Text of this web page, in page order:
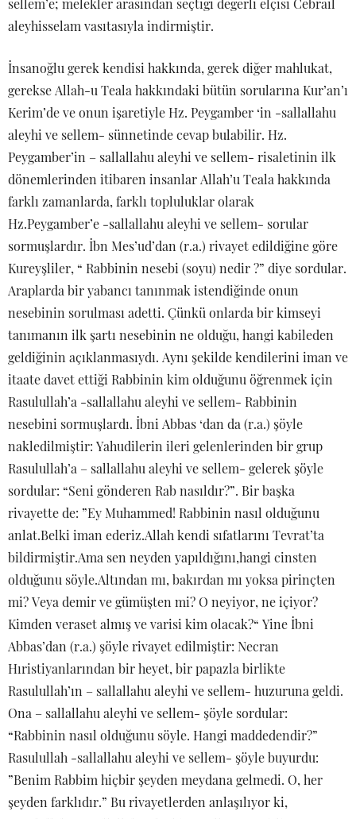
sellem’e; melekler arasından seçtiği değerli elçisi Cebrail
aleyhisselam vasıtasıyla indirmiştir.
İnsanoğlu gerek kendisi hakkında, gerek diğer mahlukat,
gerekse Allah-u Teala hakkındaki bütün sorularına Kur’an’ı
Kerim’de ve onun işaretiyle Hz. Peygamber ‘in -sallallahu
aleyhi ve sellem- sünnetinde cevap bulabilir. Hz.
Peygamber’in – sallallahu aleyhi ve sellem- risaletinin ilk
dönemlerinden itibaren insanlar Allah’u Teala hakkında
farklı zamanlarda, farklı topluluklar olarak
Hz.Peygamber’e -sallallahu aleyhi ve sellem- sorular
sormuşlardır. İbn Mes’ud’dan (r.a.) rivayet edildiğine göre
Kureyşliler, “ Rabbinin nesebi (soyu) nedir ?” diye sordular.
Araplarda bir yabancı tanınmak istendiğinde onun
nesebinin sorulması adetti. Çünkü onlarda bir kimseyi
tanımanın ilk şartı nesebinin ne olduğu, hangi kabileden
geldiğinin açıklanmasıydı. Aynı şekilde kendilerini iman ve
itaate davet ettiği Rabbinin kim olduğunu öğrenmek için
Rasulullah’a -sallallahu aleyhi ve sellem- Rabbinin
nesebini sormuşlardı. İbni Abbas ‘dan da (r.a.) şöyle
nakledilmiştir: Yahudilerin ileri gelenlerinden bir grup
Rasulullah’a – sallallahu aleyhi ve sellem- gelerek şöyle
sordular: “Seni gönderen Rab nasıldır?”. Bir başka
rivayette de: ”Ey Muhammed! Rabbinin nasıl olduğunu
anlat.Belki iman ederiz.Allah kendi sıfatlarını Tevrat’ta
bildirmiştir.Ama sen neyden yapıldığını,hangi cinsten
olduğunu söyle.Altından mı, bakırdan mı yoksa pirinçten
mi? Veya demir ve gümüşten mi? O neyiyor, ne içiyor?
Kimden veraset almış ve varisi kim olacak?“ Yine İbni
Abbas’dan (r.a.) şöyle rivayet edilmiştir: Necran
Hıristiyanlarından bir heyet, bir papazla birlikte
Rasulullah’ın – sallallahu aleyhi ve sellem- huzuruna geldi.
Ona – sallallahu aleyhi ve sellem- şöyle sordular:
“Rabbinin nasıl olduğunu söyle. Hangi maddedendir?”
Rasulullah -sallallahu aleyhi ve sellem- şöyle buyurdu:
”Benim Rabbim hiçbir şeyden meydana gelmedi. O, her
şeyden farklıdır.” Bu rivayetlerden anlaşılıyor ki,